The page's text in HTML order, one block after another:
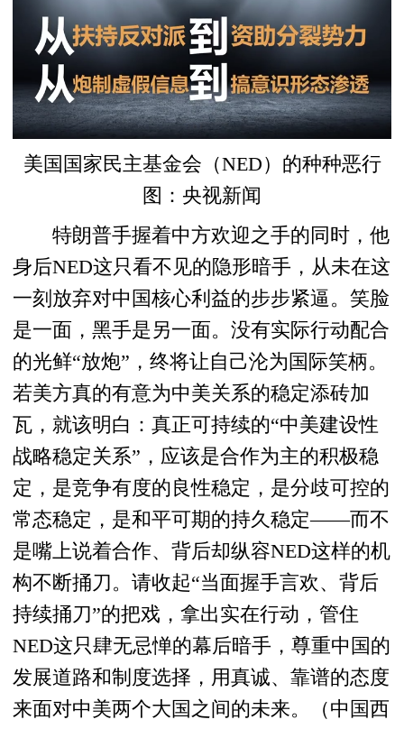
美国国家民主基金会（NED）的种种恶行
图：央视新闻
特朗普手握着中方欢迎之手的同时，他
身后NED这只看不见的隐形暗手，从未在这
一刻放弃对中国核心利益的步步紧逼。笑脸
是一面，黑手是另一面。没有实际行动配合
的光鲜“放炮”，终将让自己沦为国际笑柄。
若美方真的有意为中美关系的稳定添砖加
瓦，就该明白：真正可持续的“中美建设性
战略稳定关系”，应该是合作为主的积极稳
定，是竞争有度的良性稳定，是分歧可控的
常态稳定，是和平可期的持久稳定——而不
是嘴上说着合作、背后却纵容NED这样的机
构不断捅刀。请收起“当面握手言欢、背后
持续捅刀”的把戏，拿出实在行动，管住
NED这只肆无忌惮的幕后暗手，尊重中国的
发展道路和制度选择，用真诚、靠谱的态度
来面对中美两个大国之间的未来。（中国西